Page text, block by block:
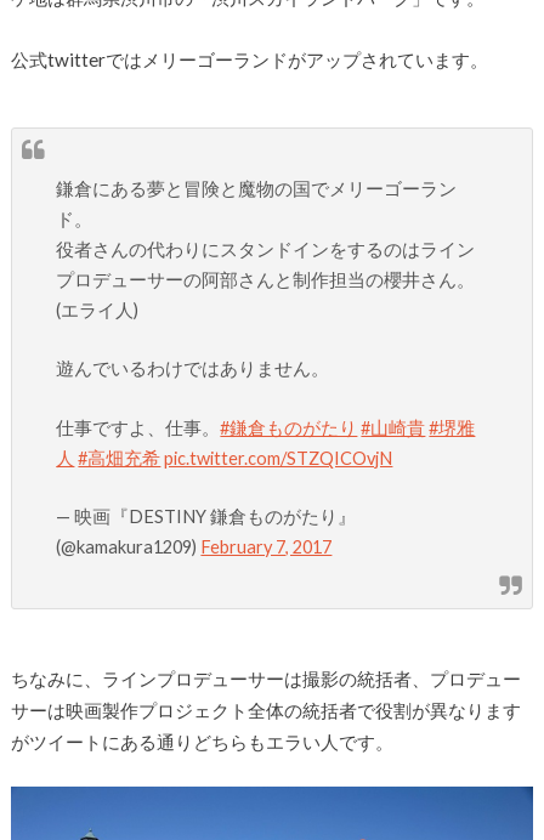
公式twitterではメリーゴーランドがアップされています。
鎌倉にある夢と冒険と魔物の国でメリーゴーラン
ド。
役者さんの代わりにスタンドインをするのはライン
プロデューサーの阿部さんと制作担当の櫻井さん。
(エライ人)
遊んでいるわけではありません。
仕事ですよ、仕事。#鎌倉ものがたり #山崎貴 #堺雅
人 #高畑充希 pic.twitter.com/STZQICOvjN
— 映画『DESTINY 鎌倉ものがたり』
(@kamakura1209) February 7, 2017
ちなみに、ラインプロデューサーは撮影の統括者、プロデュー
サーは映画製作プロジェクト全体の統括者で役割が異なります
がツイートにある通りどちらもエラい人です。